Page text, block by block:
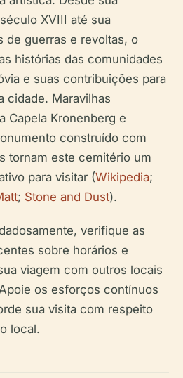
XVIII até sua
de guerras e revoltas, o
histórias das comunidades
e suas contribuições para
cidade. Maravilhas
Capela Kronenberg e
construído com
tornam este cemitério um
para visitar (Wikipedia;
; Stone and Dust).
verifique as
sobre horários e
viagem com outros locais
os esforços contínuos
sua visita com respeito
local.